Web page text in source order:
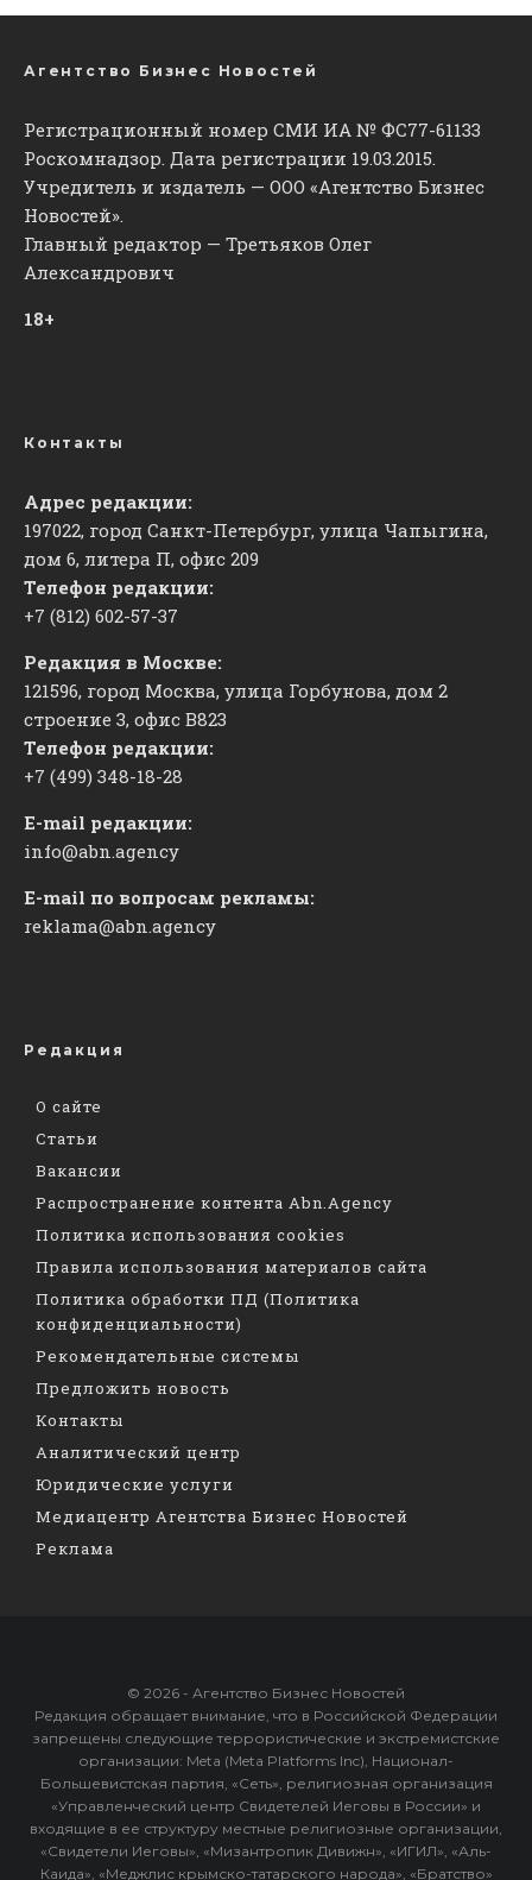
Агентство Бизнес Новостей
Регистрационный номер СМИ ИА № ФС77-61133
Роскомнадзор. Дата регистрации 19.03.2015.
Учредитель и издатель — ООО «Агентство Бизнес
Новостей».
Главный редактор — Третьяков Олег
Александрович
18+
Контакты
Адрес редакции:
197022, город Санкт-Петербург, улица Чапыгина,
дом 6, литера П, офис 209
Телефон редакции:
+7 (812) 602-57-37
Редакция в Москве:
121596, город Москва, улица Горбунова, дом 2
строение 3, офис ​В823
Телефон редакции:
+7 (499) 348-18-28
E-mail редакции:
info@abn.agency
E-mail по вопросам рекламы:
reklama@abn.agency
Редакция
О сайте
Статьи
Вакансии
Распространение контента Abn.Agency
Политика использования cookies
Правила использования материалов сайта
Политика обработки ПД (Политика
конфиденциальности)
Рекомендательные системы
Предложить новость
Контакты
Аналитический центр
Юридические услуги
Медиацентр Агентства Бизнес Новостей
Реклама
© 2026 - Агентство Бизнес Новостей
Редакция обращает внимание, что в Российской Федерации
запрещены следующие террористические и экстремистские
организации: Meta (Meta Platforms Inc), Национал-
Большевистская партия, «Сеть», религиозная организация
«Управленческий центр Свидетелей Иеговы в России» и
входящие в ее структуру местные религиозные организации,
«Свидетели Иеговы», «Мизантропик Дивижн», «ИГИЛ», «Аль-
Каида», «Меджлис крымско-татарского народа», «Братство»